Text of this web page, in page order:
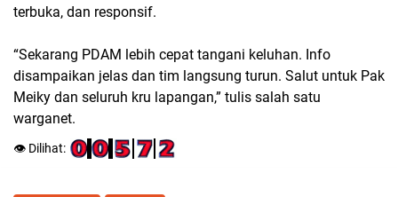
terbuka, dan responsif.
“Sekarang PDAM lebih cepat tangani keluhan. Info
disampaikan jelas dan tim langsung turun. Salut untuk Pak
Meiky dan seluruh kru lapangan,” tulis salah satu
warganet.
👁️ Dilihat: